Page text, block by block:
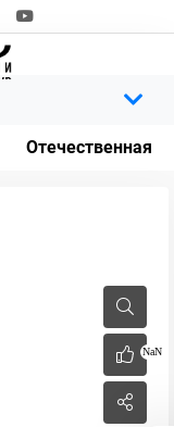
Отечественная
NaN